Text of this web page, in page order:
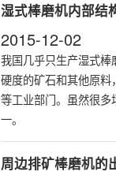
湿式棒磨机内部结
2015-12-02
我国几乎只生产湿式棒
硬度的矿石和其他原
等工业部门。虽然很
一。
周边排矿棒磨机的